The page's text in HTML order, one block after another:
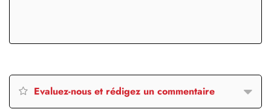
Evaluez-nous et rédigez un commentaire